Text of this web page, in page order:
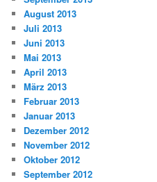
August 2013
Juli 2013
Juni 2013
Mai 2013
April 2013
März 2013
Februar 2013
Januar 2013
Dezember 2012
November 2012
Oktober 2012
September 2012